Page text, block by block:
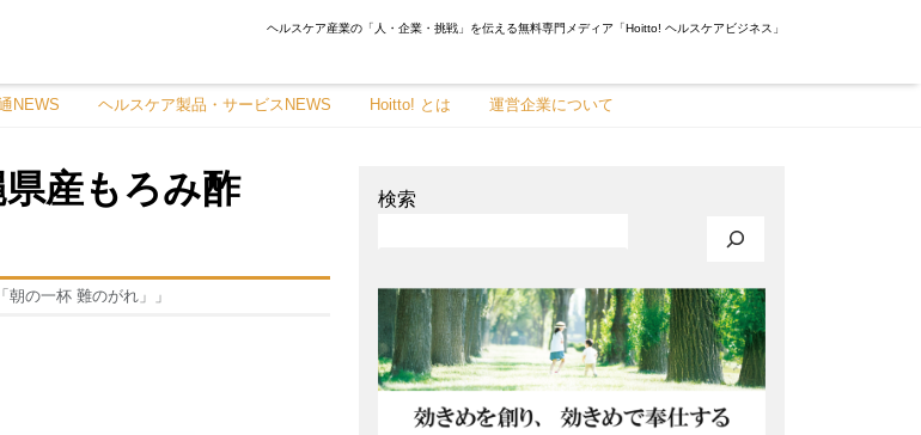
ヘルスケア産業の「人・企業・挑戦」を伝える無料専門メディア「Hoitto! ヘルスケアビジネス」
NEWS ヘルスケア製品・サービスNEWS Hoitto! とは 運営企業について
産もろみ酢
の一杯 難のがれ」」
検索